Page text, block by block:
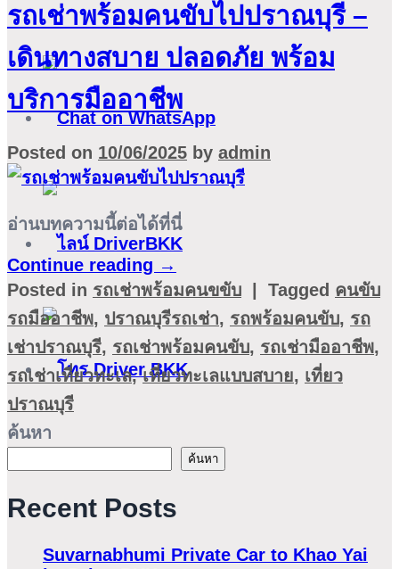
รถเช่าพร้อมคนขับไปปราณบุรี –
เดินทางสบาย ปลอดภัย พร้อม
บริการมืออาชีพ
Posted on 10/06/2025 by admin
อ่านบทความนี้ต่อได้ที่นี่
Continue reading →
Posted in รถเช่าพร้อมคนขขับ Tagged คนขับ
รถมืออาชีพ, ปราณบุรีรถเช่า, รถพร้อมคนขับ, รถ
เช่าปราณบุรี, รถเช่าพร้อมคนขับ, รถเช่ามืออาชีพ,
รถเช่าเที่ยวทะเล,เที่ยวทะเลแบบสบาย, เที่ยว
ปราณบุรี
ค้นหา
ค้นหา
Recent Posts
Suvarnabhumi Private Car to Khao Yai